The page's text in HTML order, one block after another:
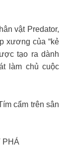
vật Predator,
xương của “kẻ
tạo ra dành
làm chủ cuộc
cẩm trên sân
PHÁ